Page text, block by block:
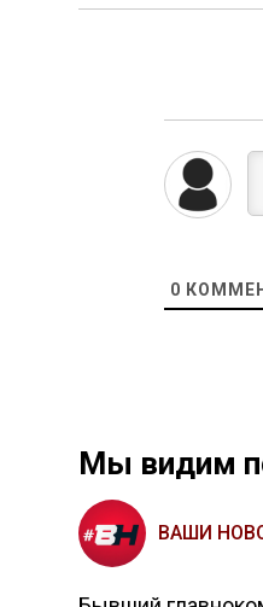
0
Мы видим
ВАШИ